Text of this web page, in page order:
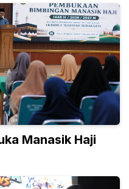
Manasik Haji